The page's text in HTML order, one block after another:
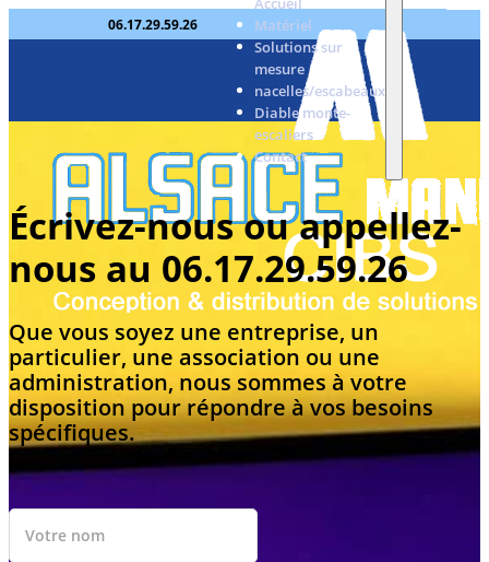
06.17.29.59.26 7a, rte de Thann Michelbach
Matériel
Solutions sur
mesure
nacelles/escabeaux
Diable monte-
escaliers
Contact
Écrivez-nous ou appellez-
nous au 06.17.29.59.26
Que vous soyez une entreprise, un
particulier, une association ou une
administration, nous sommes à votre
disposition pour répondre à vos besoins
spécifiques.